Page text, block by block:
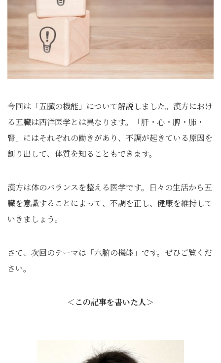
今回は「五臓の機能」について解説しました。漢方におけ
る五臓は西洋医学とは異なります。「肝・心・脾・肺・
腎」にはそれぞれの働きがあり、不調が起きている原因を
割り出して、体質を知ることもできます。
漢方は体のバランスを整える医学です。日々の生活から五
臓を意識することによって、不調を正し、健康を維持して
いきましょう。
さて、次回のテーマは「六腑の機能」です。ぜひご覧くだ
さい。
＜この記事を書いた人＞